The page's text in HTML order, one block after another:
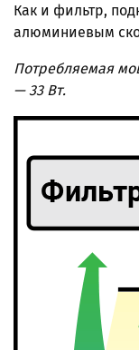
Как и фильтр,
алюминиевым
Потребляемая
— 33 Вт.